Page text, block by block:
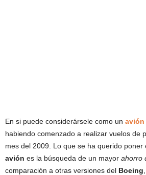
En si puede considerársele como un avión
habiendo comenzado a realizar vuelos de
mes del 2009. Lo que se ha querido poner
avión es la búsqueda de un mayor ahorro
comparación a otras versiones del Boeing